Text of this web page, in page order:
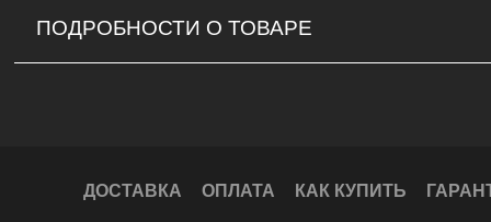
ПОДРОБНОСТИ О ТОВАРЕ
ДОСТАВКА ОПЛАТА КАК КУПИТЬ